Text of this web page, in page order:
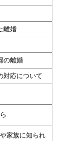
離婚
の離婚
対応について
家族に知られ